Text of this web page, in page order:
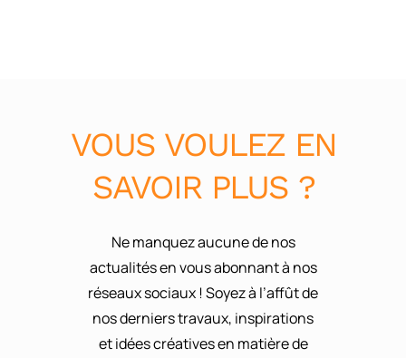
VOUS VOULEZ EN
SAVOIR PLUS ?
Ne manquez aucune de nos
actualités en vous abonnant à nos
réseaux sociaux ! Soyez à l’affût de
nos derniers travaux, inspirations
et idées créatives en matière de